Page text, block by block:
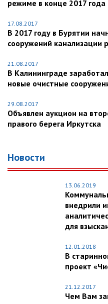
режиме в конце 2017 года
17.08.2017
В 2017 году в Бурятии
сооружений канализации
21.08.2017
В Калининграде
новые очистные
29.08.2017
Объявлен аукцион на
правого берега Иркутска
Новости
13.06.2019
внедрили
для
12.01.2018
В
проект
21.12.2017
Чем Вам